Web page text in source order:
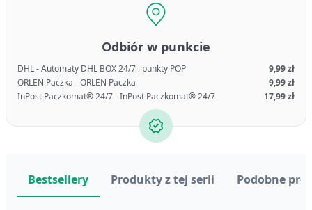
Odbiór w punkcie
DHL - Automaty DHL BOX 24/7 i punkty POP
9,99 zł
ORLEN Paczka - ORLEN Paczka
9,99 zł
InPost Paczkomat® 24/7 - InPost Paczkomat® 24/7
17,99 zł
Bestsellery Produkty z tej serii Podobne